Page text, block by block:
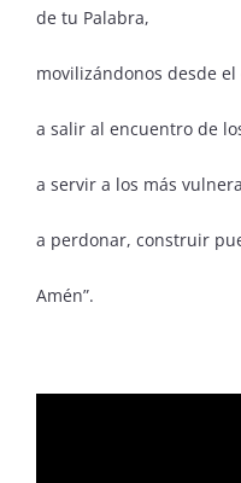
de tu Palabra,
movilizándonos desde el
a salir al encuentro de
a servir a los más
a perdonar, construir
Amén”.